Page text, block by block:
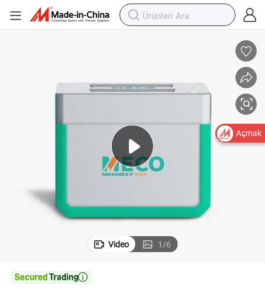
Video 1/6

Açmak